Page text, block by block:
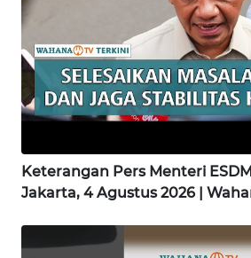
Keterangan Pers Menteri
Jakarta, 4 Agustus 2026 |
WN
NUSANTARA
JATIM